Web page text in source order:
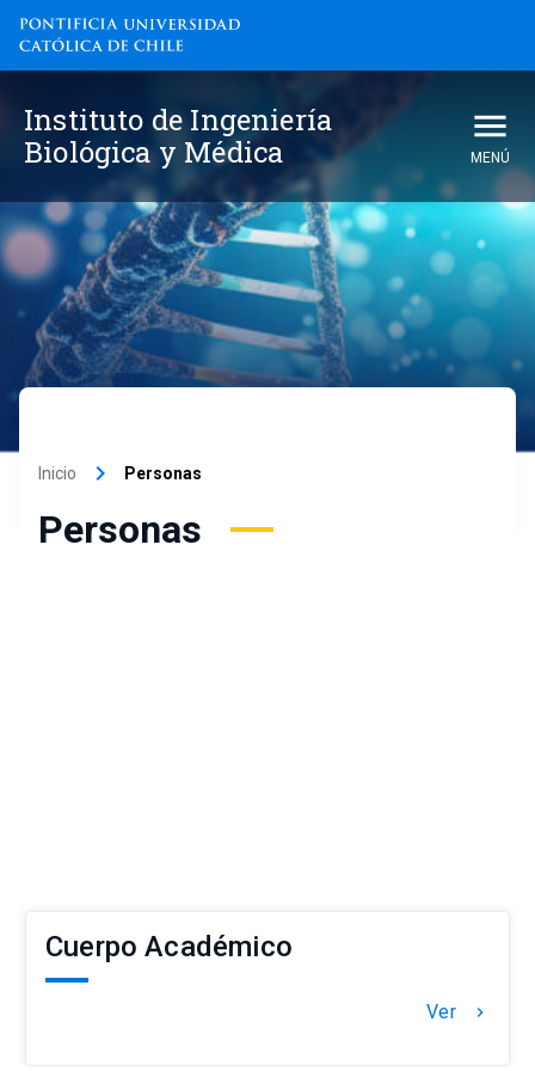
Instituto de Ingeniería
Biológica y Médica
MENÚ
Inicio keyboard_arrow_right Personas
Personas
Cuerpo Académico
Ver keyboard_arrow_right